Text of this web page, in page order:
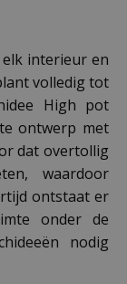
interieur en
volledig tot
High pot
ontwerp met
dat overtollig
waardoor
ontstaat er
onder de
nodig